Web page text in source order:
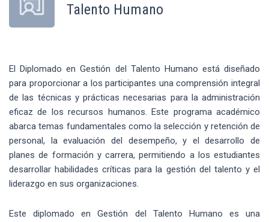
Talento Humano
El Diplomado en Gestión del Talento Humano está diseñado
para proporcionar a los participantes una comprensión integral
de las técnicas y prácticas necesarias para la administración
eficaz de los recursos humanos. Este programa académico
abarca temas fundamentales como la selección y retención de
personal, la evaluación del desempeño, y el desarrollo de
planes de formación y carrera, permitiendo a los estudiantes
desarrollar habilidades críticas para la gestión del talento y el
liderazgo en sus organizaciones.
Este diplomado en Gestión del Talento Humano es una